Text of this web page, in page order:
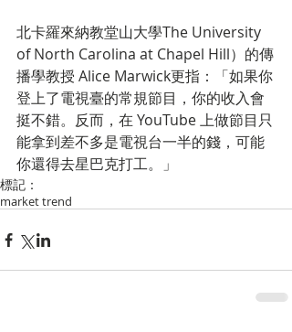
北卡羅來納教堂山大學The University
of North Carolina at Chapel Hill）的傳
播學教授 Alice Marwick更指：「如果你
登上了電視臺的常規節目，你的收入會
挺不錯。反而，在 YouTube 上做節目只
能拿到差不多是電視台一半的錢，可能
你還得去星巴克打工。」
標記：
market trend